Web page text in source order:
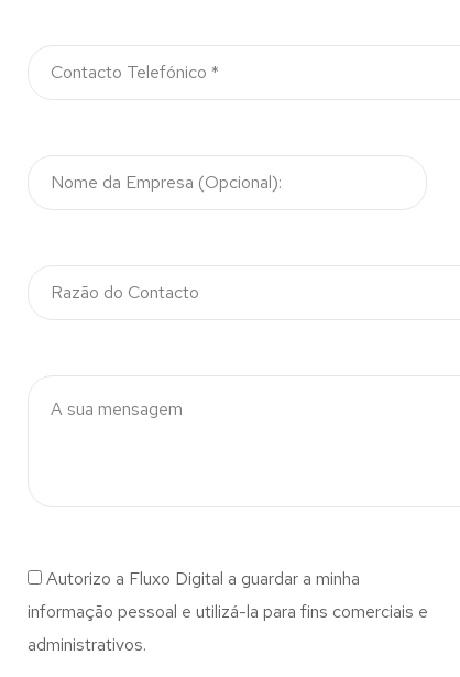
Autorizo a Fluxo Digital a guardar a minha
informação pessoal e utilizá-la para fins comerciais e
administrativos.